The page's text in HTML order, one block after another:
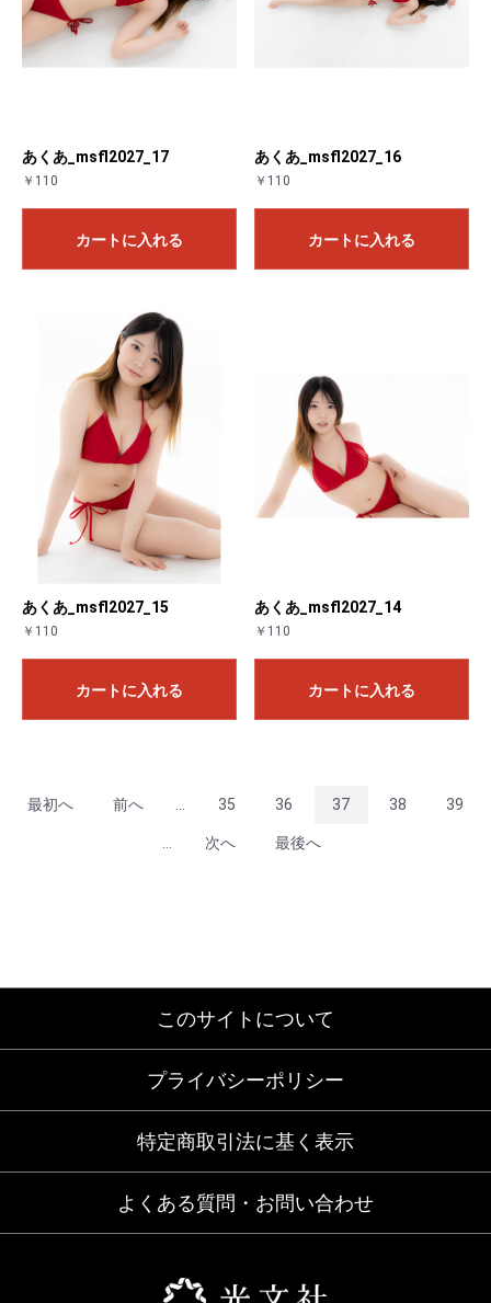
あくあ_msfl2027_17
￥110
カートに入れる
あくあ_msfl2027_16
￥110
カートに入れる
あくあ_msfl2027_15
￥110
カートに入れる
あくあ_msfl2027_14
￥110
カートに入れる
最初へ 前へ 35 36 37 38 39
次へ 最後へ
このサイトについて
プライバシーポリシー
特定商取引法に基く表示
よくある質問・お問い合わせ